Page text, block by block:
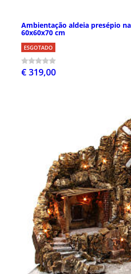
Ambientação aldeia presépio
60x60x70 cm
ESGOTADO
€ 319,00